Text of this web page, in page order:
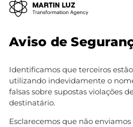
Aviso de
Identificamos que terceiros
utilizando indevidamente o
falsas sobre supostas violações
destinatário.
Esclarecemos que não